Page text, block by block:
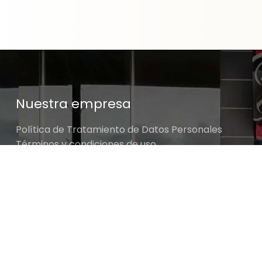
Nuestra empresa
Política de Tratamiento de Datos Personales
Términos y condiciones de uso